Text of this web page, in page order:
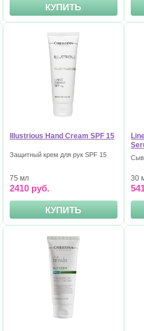
КУПИТЬ
Illustrious Hand Cream SPF 15
Защитный крем для рук SPF 15
75 мл
2410 руб.
КУПИТЬ
30